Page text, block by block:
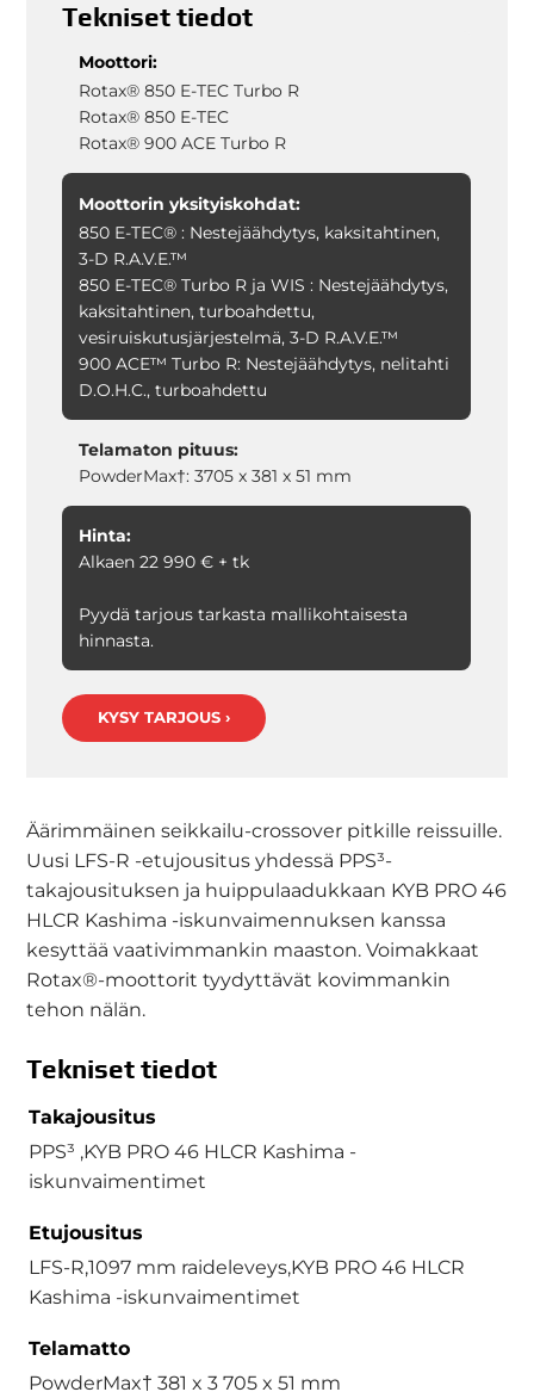
Tekniset tiedot
Moottori:
Rotax® 850 E-TEC Turbo R
Rotax® 850 E-TEC
Rotax® 900 ACE Turbo R
Moottorin yksityiskohdat:
850 E-TEC® : Nestejäähdytys, kaksitahtinen,
3-D R.A.V.E.™
850 E-TEC® Turbo R ja WIS : Nestejäähdytys,
kaksitahtinen, turboahdettu,
vesiruiskutusjärjestelmä, 3-D R.A.V.E.™
900 ACE™ Turbo R: Nestejäähdytys, nelitahti
D.O.H.C., turboahdettu
Telamaton pituus:
PowderMax†: 3705 x 381 x 51 mm
Hinta:
Alkaen 22 990 € + tk
Pyydä tarjous tarkasta mallikohtaisesta
hinnasta.
KYSY TARJOUS ›
Äärimmäinen seikkailu-crossover pitkille reissuille.
Uusi LFS-R -etujousitus yhdessä PPS³-
takajousituksen ja huippulaadukkaan KYB PRO 46
HLCR Kashima -iskunvaimennuksen kanssa
kesyttää vaativimmankin maaston. Voimakkaat
Rotax®-moottorit tyydyttävät kovimmankin
tehon nälän.
Tekniset tiedot
Takajousitus
PPS³ ,KYB PRO 46 HLCR Kashima -
iskunvaimentimet
Etujousitus
LFS-R,1097 mm raideleveys,KYB PRO 46 HLCR
Kashima -iskunvaimentimet
Telamatto
PowderMax† 381 x 3 705 x 51 mm